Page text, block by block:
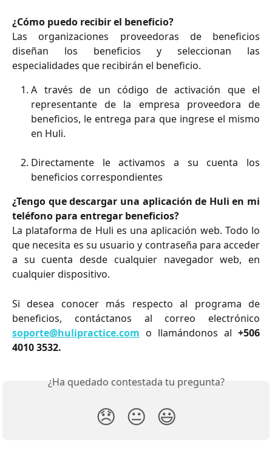
¿Cómo puedo recibir el beneficio?
Las organizaciones proveedoras de beneficios
diseñan los beneficios y seleccionan las
especialidades que recibirán el beneficio.
A través de un código de activación que el
representante de la empresa proveedora de
beneficios, le entrega para que ingrese el mismo
en Huli.
Directamente le activamos a su cuenta los
beneficios correspondientes
¿Tengo que descargar una aplicación de Huli en mi
teléfono para entregar beneficios?
La plataforma de Huli es una aplicación web. Todo lo
que necesita es su usuario y contraseña para acceder
a su cuenta desde cualquier navegador web, en
cualquier dispositivo.
Si desea conocer más respecto al programa de
beneficios, contáctanos al correo electrónico
soporte@hulipractice.com o llamándonos al +506
4010 3532.
¿Ha quedado contestada tu pregunta?
😞 😐 😃